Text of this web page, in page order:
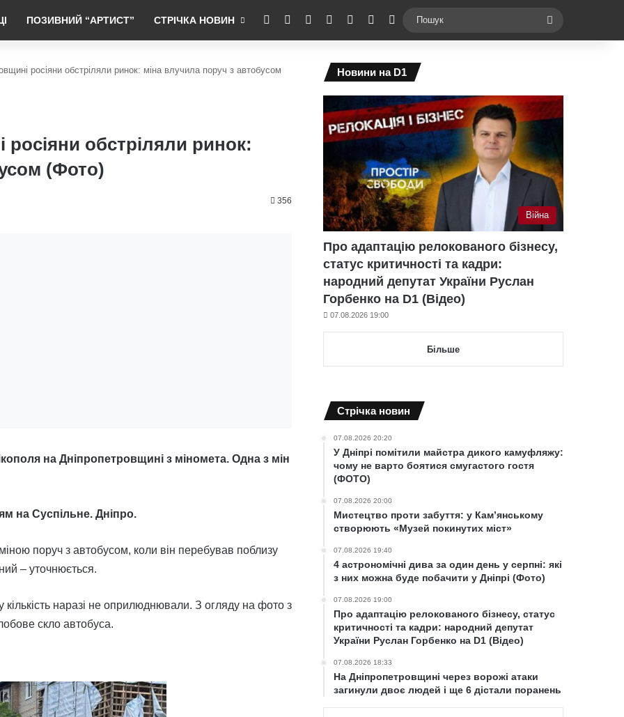
ПОЗИВНИЙ “АРТИСТ” СТРІЧКА НОВИН RSS Facebook YouTubeInstagramTelegramSwitch skin
росіяни обстріляли ринок: міна влучила поруч з автобусом
росіяни обстріляли ринок:
(Фото)
356
на Дніпропетровщині з міномета. Одна з мін
на Суспільне. Дніпро.
поруч з автобусом, коли він перебував поблизу
– уточнюється.
наразі не оприлюднювали. З огляду на фото з
скло автобуса.
Новини на D1
Війна
Про адаптацію релокованого бізнесу,
статус критичності та кадри:
народний депутат України Руслан
Горбенко на D1 (Відео)
07.08.2026 19:00
Більше
Cтрічка новин
07.08.2026 20:20
У Дніпрі помітили майстра дикого камуфляжу:
чому не варто боятися смугастого гостя
(ФОТО)
07.08.2026 20:00
Мистецтво проти забуття: у Кам’янському
створюють «Музей покинутих міст»
07.08.2026 19:40
4 астрономічні дива за один день у серпні: які
з них можна буде побачити у Дніпрі (Фото)
07.08.2026 19:00
Про адаптацію релокованого бізнесу, статус
критичності та кадри: народний депутат
України Руслан Горбенко на D1 (Відео)
07.08.2026 18:33
На Дніпропетровщині через ворожі атаки
загинули двоє людей і ще 6 дістали поранень